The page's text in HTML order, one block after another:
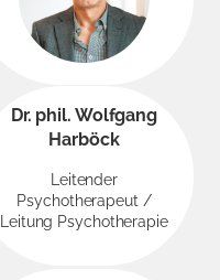
Dr. phil. Wolfgang
Harböck
Leitender
Psychotherapeut /
Leitung Psychotherapie